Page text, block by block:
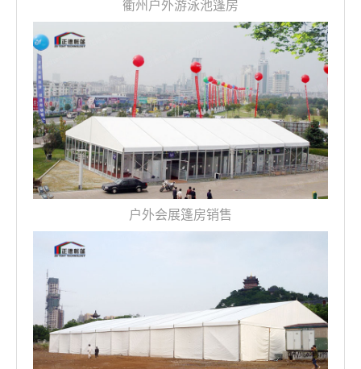
衢州户外游泳池篷房
户外会展篷房销售